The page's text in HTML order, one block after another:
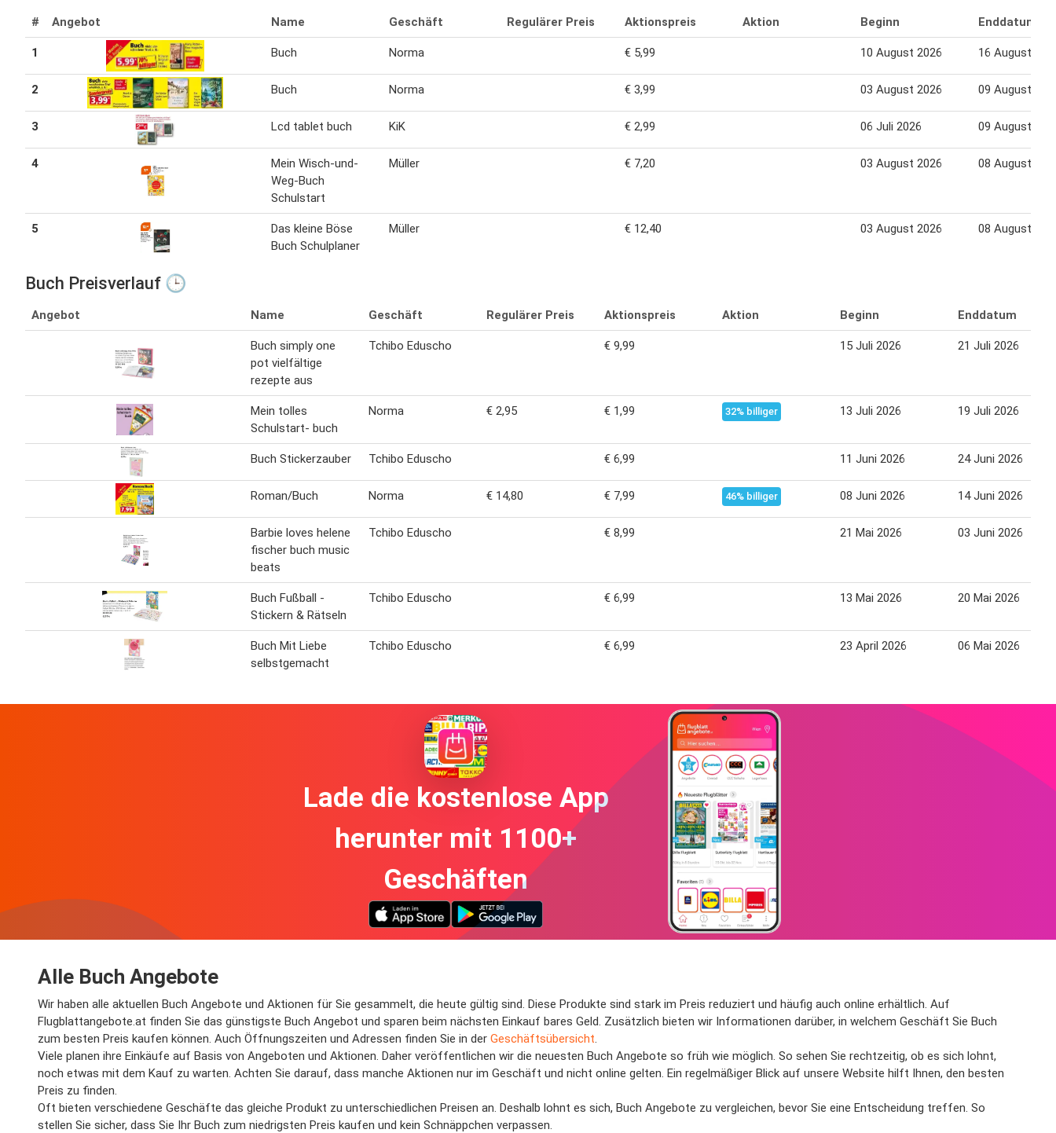
# Angebot Name Geschäft Regulärer Preis Aktionspreis Aktion Beginn Enddatum
1 Buch Norma € 5,99 10 August 2026 16 August
2 Buch Norma € 3,99 03 August 2026 09 August
3 Lcd tablet buch KiK € 2,99 06 Juli 2026 09 August
4
Mein Wisch-und-
Weg-Buch
Schulstart
Müller € 7,20 03 August 2026 08 August
5
Das kleine Böse
Buch Schulplaner
Müller € 12,40 03 August 2026 08 August
Buch Preisverlauf 🕒
Angebot Name Geschäft Regulärer Preis Aktionspreis Aktion Beginn Enddatum
Buch simply one
pot vielfältige
rezepte aus
Tchibo Eduscho € 9,99 15 Juli 2026 21 Juli 2026
Mein tolles
Schulstart- buch
Norma € 2,95 € 1,99 32% billiger 13 Juli 2026 19 Juli 2026
Buch Stickerzauber Tchibo Eduscho € 6,99 11 Juni 2026 24 Juni 2026
Roman/Buch Norma € 14,80 € 7,99 46% billiger 08 Juni 2026 14 Juni 2026
Barbie loves helene
fischer buch music
beats
Tchibo Eduscho € 8,99 21 Mai 2026 03 Juni 2026
Buch Fußball -
Stickern & Rätseln
Tchibo Eduscho € 6,99 13 Mai 2026 20 Mai 2026
Buch Mit Liebe
selbstgemacht
Tchibo Eduscho € 6,99 23 April 2026 06 Mai 2026
Lade die kostenlose App
herunter mit 1100+
Geschäften
Alle Buch Angebote
Wir haben alle aktuellen Buch Angebote und Aktionen für Sie gesammelt, die heute gültig sind. Diese Produkte sind stark im Preis reduziert und häufig auch online erhältlich. Auf
Flugblattangebote.at finden Sie das günstigste Buch Angebot und sparen beim nächsten Einkauf bares Geld. Zusätzlich bieten wir Informationen darüber, in welchem Geschäft Sie Buch
zum besten Preis kaufen können. Auch Öffnungszeiten und Adressen finden Sie in der Geschäftsübersicht
Viele planen ihre Einkäufe auf Basis von Angeboten und Aktionen. Daher veröffentlichen wir die neuesten Buch Angebote so früh wie möglich. So sehen Sie rechtzeitig, ob es sich lohnt,
noch etwas mit dem Kauf zu warten. Achten Sie darauf, dass manche Aktionen nur im Geschäft und nicht online gelten. Ein regelmäßiger Blick auf unsere Website hilft Ihnen, den besten
Preis zu finden.
Oft bieten verschiedene Geschäfte das gleiche Produkt zu unterschiedlichen Preisen an. Deshalb lohnt es sich, Buch Angebote zu vergleichen, bevor Sie eine Entscheidung treffen. So
stellen Sie sicher, dass Sie Ihr Buch zum niedrigsten Preis kaufen und kein Schnäppchen verpassen.